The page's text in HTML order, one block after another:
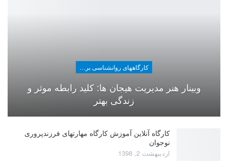
کارگاههای روانشناسی برای عموم
وبینار هنر مدیریت هیجان ها: کلید رابطه موثر و
زندگی بهتر
کارگاه آنلاین آموزش کارگاه مهارتهای فرزندپروری
نوجوان
اردیبهشت 2, 1398